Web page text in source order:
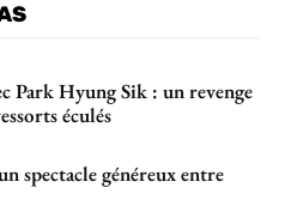
Park Hyung Sik : un revenge
éculés
spectacle généreux entre